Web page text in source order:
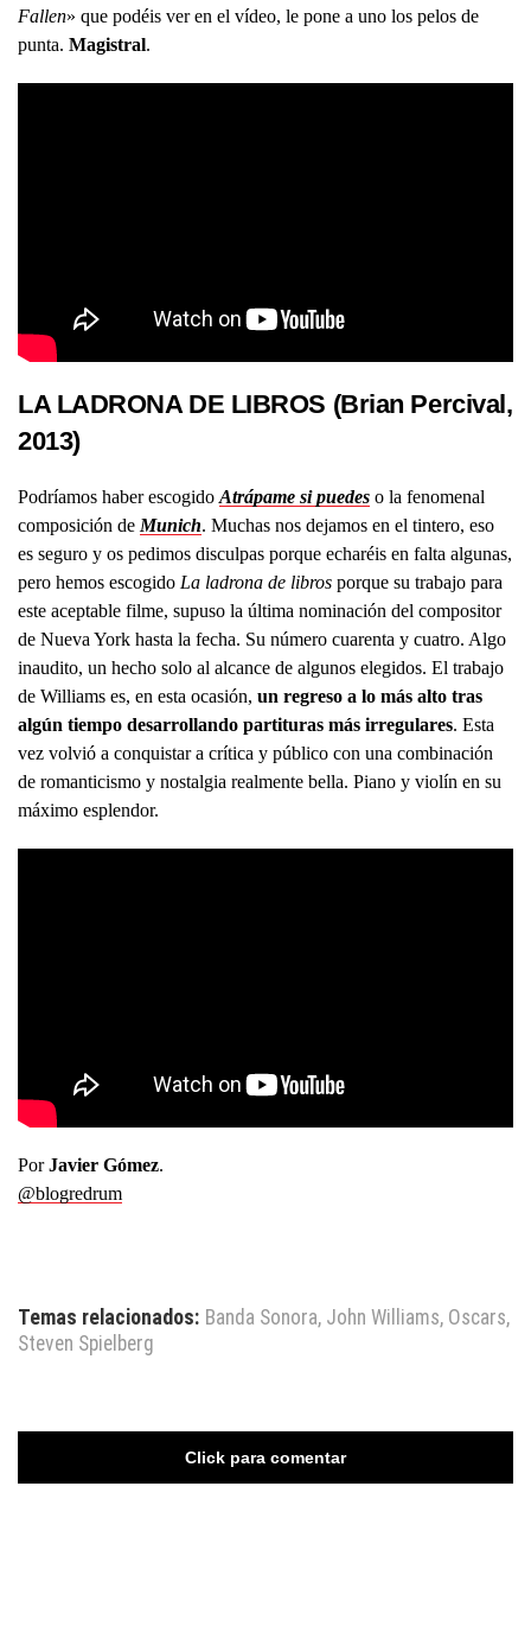
Fallen» que podéis ver en el vídeo, le pone a uno los pelos de
punta. Magistral.
LA LADRONA DE LIBROS (Brian Percival,
2013)
Podríamos haber escogido Atrápame si puedes o la fenomenal
composición de Munich. Muchas nos dejamos en el tintero, eso
es seguro y os pedimos disculpas porque echaréis en falta algunas,
pero hemos escogido La ladrona de libros porque su trabajo para
este aceptable filme, supuso la última nominación del compositor
de Nueva York hasta la fecha. Su número cuarenta y cuatro. Algo
inaudito, un hecho solo al alcance de algunos elegidos. El trabajo
de Williams es, en esta ocasión, un regreso a lo más alto tras
algún tiempo desarrollando partituras más irregulares. Esta
vez volvió a conquistar a crítica y público con una combinación
de romanticismo y nostalgia realmente bella. Piano y violín en su
máximo esplendor.
PorJavier Gómez.
@blogredrum
Temas relacionados: Banda Sonora, John Williams, Oscars,
Steven Spielberg
Click para comentar